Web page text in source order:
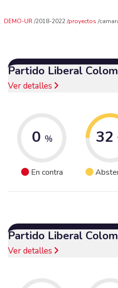
DEMO-UR 2018-2022 proyectos
Partido Liberal
Ver detalles
0 %
En contra
32
Partido Liberal
Ver detalles